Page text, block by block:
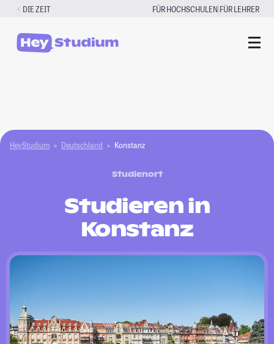
Zum
springen
DIE ZEIT FÜR HOCHSCHULEN|FÜR LEHRER
HeyStudium Deutschland Konstanz
Studienort
Studieren in
Konstanz